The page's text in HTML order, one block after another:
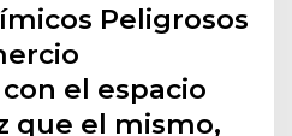
Peligrosos
el espacio
que el mismo,